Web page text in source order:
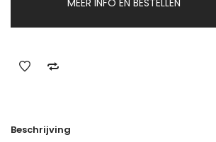
MEER INFO EN BESTELLEN
Beschrijving